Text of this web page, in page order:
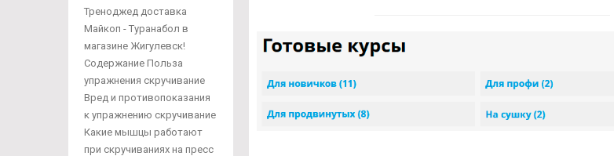
Треноджед доставка
Майкоп - Туранабол в
магазине Жигулевск!
Содержание Польза
упражнения скручивание
Вред и противопоказания
к упражнению скручивание
Какие мышцы работают
при скручиваниях на пресс